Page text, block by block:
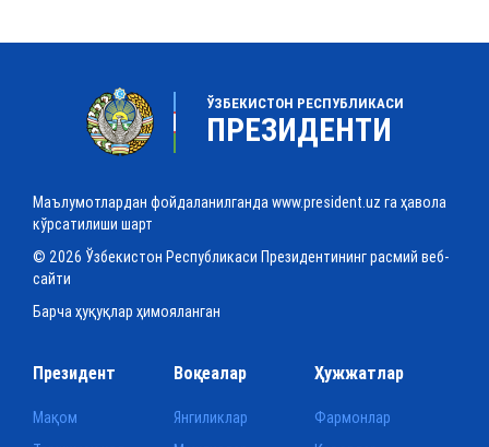
ЎЗБЕКИСТОН РЕСПУБЛИКАСИ
ПРЕЗИДЕНТИ
Маълумотлардан фойдаланилганда www.president.uz га ҳавола
кўрсатилиши шарт
© 2026 Ўзбекистон Республикаси Президентининг расмий веб-
сайти
Барча ҳуқуқлар ҳимояланган
Президент
Мақом
Воқеалар
Янгиликлар
Ҳужжатлар
Фармонлар